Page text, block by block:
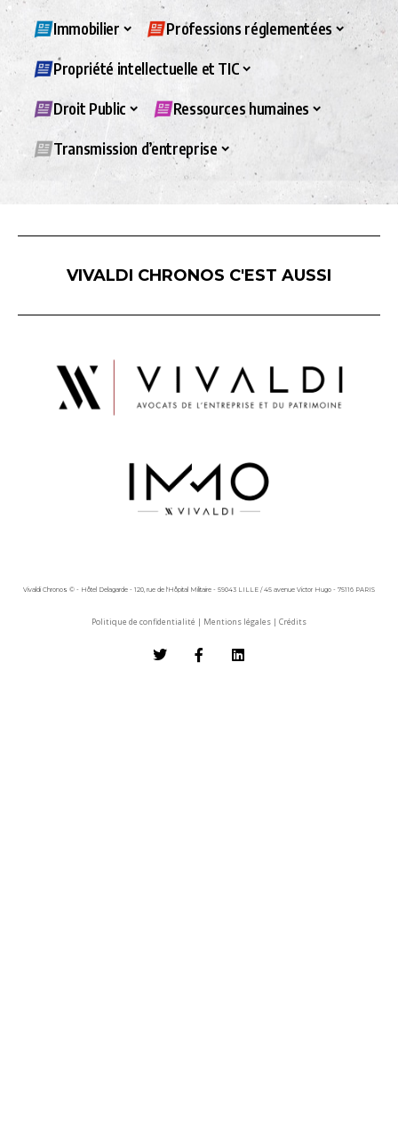
Immobilier Professions réglementées
Propriété intellectuelle et TIC
Droit Public Ressources humaines
Transmission d’entreprise
VIVALDI CHRONOS C'EST AUSSI
Vivaldi Chronos © - Hôtel Delagarde - 120, rue de l'Hôpital Militaire - 59043 LILLE / 45 avenue Victor Hugo - 75116 PARIS
Politique de confidentialité | Mentions légales | Crédits